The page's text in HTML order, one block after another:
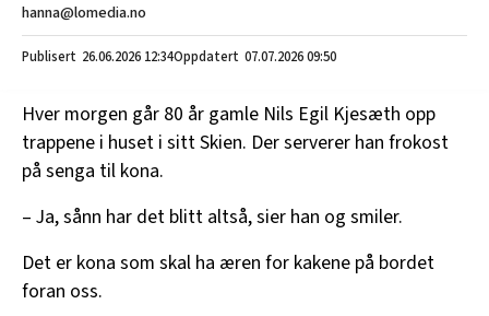
hanna@lomedia.no
26.06.2026 12:34 07.07.2026 09:50
Hver morgen går 80 år gamle Nils Egil Kjesæth opp
trappene i huset i sitt Skien. Der serverer han frokost
på senga til kona.
– Ja, sånn har det blitt altså, sier han og smiler.
Det er kona som skal ha æren for kakene på bordet
foran oss.